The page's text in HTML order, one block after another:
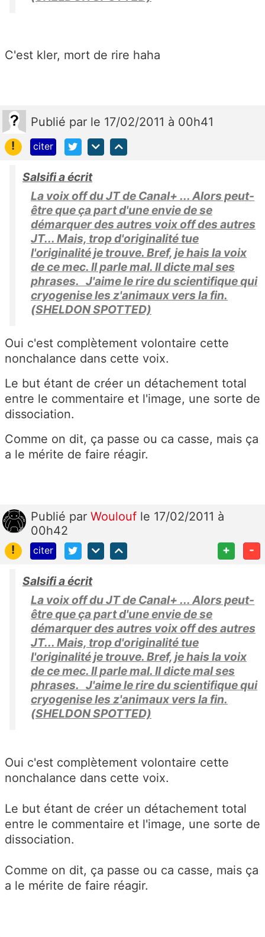
C'est kler, mort de rire haha
Publié par le 17/02/2011 à 00h41
!
citer
Salsifi a écrit
La voix off du JT de Canal+ ... Alors peut-
être que ça part d'une envie de se
démarquer des autres voix off des autres
JT... Mais, trop d'originalité tue
l'originalité je trouve. Bref, je hais la voix
de ce mec. Il parle mal. Il dicte mal ses
phrases. J'aime le rire du scientifique qui
cryogenise les z'animaux vers la fin.
(SHELDON SPOTTED)
Oui c'est complètement volontaire cette
nonchalance dans cette voix.
Le but étant de créer un détachement total
entre le commentaire et l'image, une sorte de
dissociation.
Comme on dit, ça passe ou ca casse, mais ça
a le mérite de faire réagir.
Publié par Woulouf le 17/02/2011 à
00h42
!
citer + -
Salsifi a écrit
La voix off du JT de Canal+ ... Alors peut-
être que ça part d'une envie de se
démarquer des autres voix off des autres
JT... Mais, trop d'originalité tue
l'originalité je trouve. Bref, je hais la voix
de ce mec. Il parle mal. Il dicte mal ses
phrases. J'aime le rire du scientifique qui
cryogenise les z'animaux vers la fin.
(SHELDON SPOTTED)
Oui c'est complètement volontaire cette
nonchalance dans cette voix.
Le but étant de créer un détachement total
entre le commentaire et l'image, une sorte de
dissociation.
Comme on dit, ça passe ou ca casse, mais ça
a le mérite de faire réagir.